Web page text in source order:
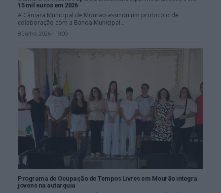
15 mil euros em 2026
A Câmara Municipal de Mourão assinou um protocolo de
colaboração com a Banda Municipal...
8 Julho, 2026 - 19:00
Programa de Ocupação de Tempos Livres em Mourão integra
jovens na autarquia